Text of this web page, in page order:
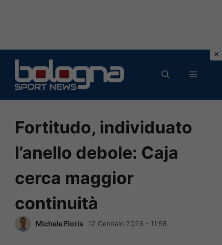
contenuto
MENU
Fortitudo, individuato
l’anello debole: Caja
cerca maggior
continuità
Michele Floris 12 Gennaio 2026 - 11:58